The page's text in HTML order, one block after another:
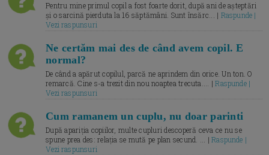
Pentru mine primul copil a fost foarte dorit, după ani de așteptări
și o sarcină pierduta la 16 săptămâni. Sunt însărc... | Raspunde |
Vezi raspunsuri
Ne certăm mai des de când avem copil. E
normal?
De când a apărut copilul, parcă ne aprindem din orice. Un ton. O
remarcă. Cine s-a trezit din nou noaptea trecuta.... |Raspunde |
Vezi raspunsuri
Cum ramanem un cuplu, nu doar parinti
După apariția copiilor, multe cupluri descoperă ceva ce nu se
spune prea des: relația se mută pe plan secund. ... |Raspunde |
Vezi raspunsuri